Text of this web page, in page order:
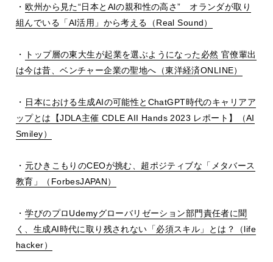
・欧州から見た“日本と AIの親和性の高さ” オランダが取り
組んでいる「AI活用」から考える（Real Sound）
・
トップ層の東大生が起業を選ぶようになった必然 官僚輩出
は今は昔、ベンチャー企業の聖地へ（東洋経済ONLINE）
・ 日本における生成AIの可能性と ChatGPT時代のキャリアア
ップとは【JDLA主催 CDLE AII Hands 2023 レポート】（AI
Smiley）
・ 元ひきこもりのCEOが挑む、超ポジティブな「メタバース
教育」（ ForbesJAPAN）
・学びのプロUdemyグローバリゼーション部門責任者に聞
く、生成AI時代に取り残されない「必須スキル」とは？（life
hacker）